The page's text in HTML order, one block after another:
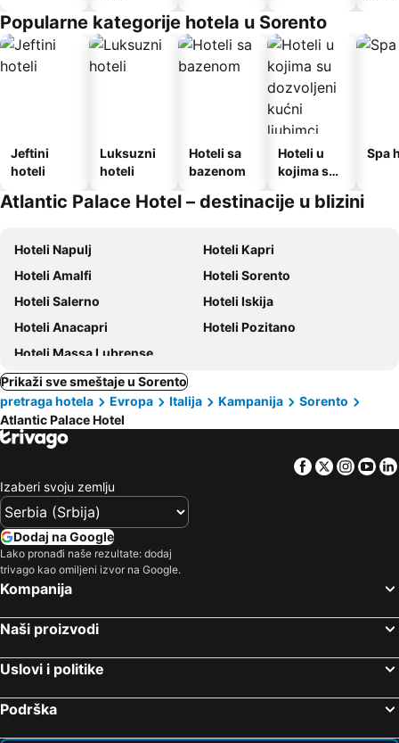
Popularne kategorije hotela u Sorento
Jeftini
hoteli
Luksuzni
hoteli
Hoteli sa
bazenom
Hoteli u
kojima su
kućni
Spa
Atlantic Palace Hotel – destinacije u blizini
Hoteli Napulj
Hoteli Kapri
Hoteli Amalfi
Hoteli Sorento
Hoteli Salerno
Hoteli Iskija
Hoteli Anacapri
Hoteli Pozitano
Hoteli Massa Lubrense
Prikaži sve smeštaje u Sorento
pretraga hotela
Evropa Italija Kampanija
Sorento
Atlantic Palace Hotel
Facebook
Twitter
Izaberi svoju zemlju
Dodaj na Google
Lako pronađi naše rezultate: dodaj
trivago kao omiljeni izvor na Google.
Kompanija
Naši proizvodi
Uslovi i politike
Podrška